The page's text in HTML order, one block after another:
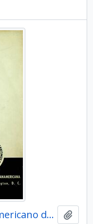
Décimo Congreso Panamericano del Niño. Acta final